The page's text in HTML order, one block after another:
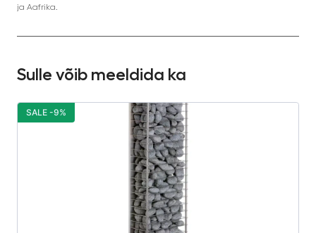
ja Aafrika.
Sulle võib meeldida ka
SALE -9%